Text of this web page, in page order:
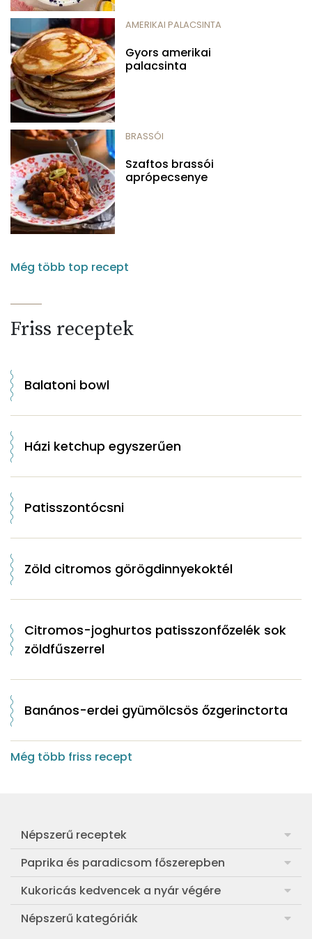
AMERIKAI PALACSINTA
Gyors amerikai
palacsinta
BRASSÓI
Szaftos brassói
aprópecsenye
Még több top recept
Friss receptek
Balatoni bowl
Házi ketchup egyszerűen
Patisszontócsni
Zöld citromos görögdinnyekoktél
Citromos-joghurtos patisszonfőzelék sok
zöldfűszerrel
Banános-erdei gyümölcsös őzgerinctorta
Még több friss recept
Népszerű receptek
Frankfurti leves
Egyszerű muffin
Aranygaluska
Paprika és paradicsom főszerepben
Pan con Tomate
Paradicsom és paprika eltevése télre
Kukoricás kedvencek a nyár végére
Legfinomabb főtt kukorica
Népszerű kategóriák